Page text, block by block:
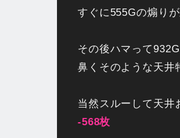
すぐに555Gの煽り
その後ハマって
鼻くそのような天井
当然スルーして天井
-568枚